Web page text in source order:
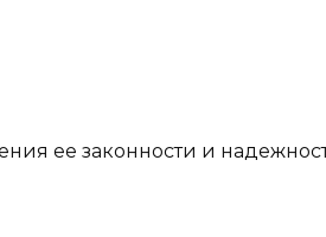
ее законности и